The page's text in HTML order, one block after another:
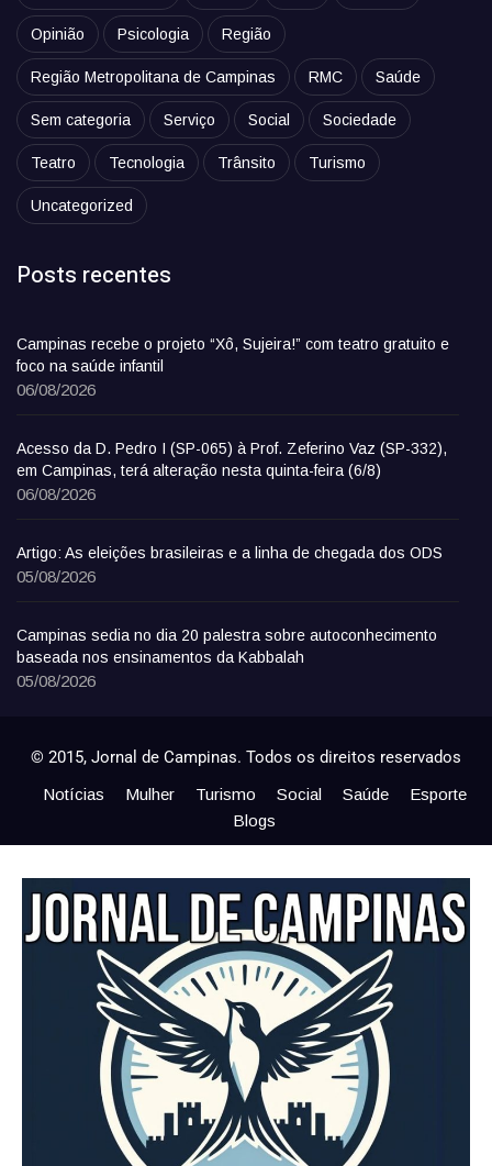
Opinião Psicologia Região
Região Metropolitana de Campinas RMC Saúde
Sem categoria Serviço Social Sociedade
Teatro Tecnologia Trânsito Turismo
Uncategorized
Posts recentes
Campinas recebe o projeto “Xô, Sujeira!” com teatro gratuito e
foco na saúde infantil
06/08/2026
Acesso da D. Pedro I (SP-065) à Prof. Zeferino Vaz (SP-332),
em Campinas, terá alteração nesta quinta-feira (6/8)
06/08/2026
Artigo: As eleições brasileiras e a linha de chegada dos ODS
05/08/2026
Campinas sedia no dia 20 palestra sobre autoconhecimento
baseada nos ensinamentos da Kabbalah
05/08/2026
© 2015, Jornal de Campinas. Todos os direitos reservados
Notícias Mulher Turismo Social Saúde
Esporte
Blogs